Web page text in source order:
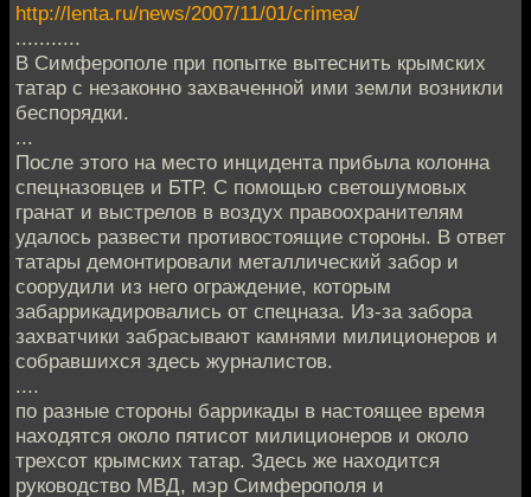
http://lenta.ru/news/2007/11/01/crimea/
...........
В Симферополе при попытке вытеснить крымских
татар с незаконно захваченной ими земли возникли
беспорядки.
...
После этого на место инцидента прибыла колонна
спецназовцев и БТР. С помощью светошумовых
гранат и выстрелов в воздух правоохранителям
удалось развести противостоящие стороны. В ответ
татары демонтировали металлический забор и
соорудили из него ограждение, которым
забаррикадировались от спецназа. Из-за забора
захватчики забрасывают камнями милиционеров и
собравшихся здесь журналистов.
....
по разные стороны баррикады в настоящее время
находятся около пятисот милиционеров и около
трехсот крымских татар. Здесь же находится
руководство МВД, мэр Симферополя и